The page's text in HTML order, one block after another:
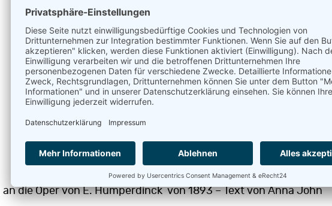
Tickets kaufen
die Oper von E. Humperdinck von 1893 – Text von Anna John